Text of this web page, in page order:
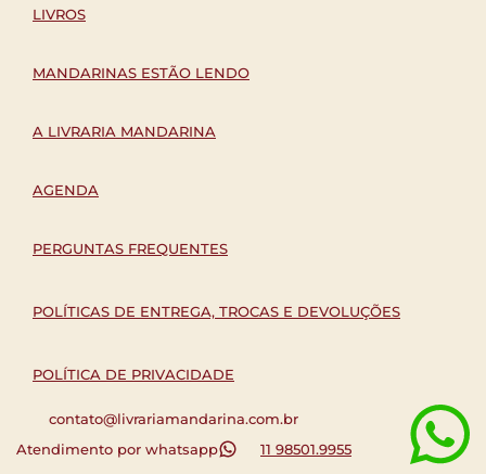
LIVROS
MANDARINAS ESTÃO LENDO
A LIVRARIA MANDARINA
AGENDA
PERGUNTAS FREQUENTES
POLÍTICAS DE ENTREGA, TROCAS E DEVOLUÇÕES
POLÍTICA DE PRIVACIDADE
contato@livrariamandarina.com.br
Atendimento por whatsapp
11 98501.9955